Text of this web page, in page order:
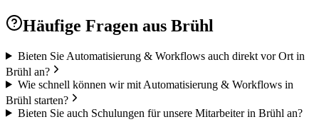
Häufige Fragen aus Brühl
Bieten Sie Automatisierung & Workflows auch direkt vor Ort in
Brühl an?
Wie schnell können wir mit Automatisierung & Workflows in
Brühl starten?
Bieten Sie auch Schulungen für unsere Mitarbeiter in Brühl an?